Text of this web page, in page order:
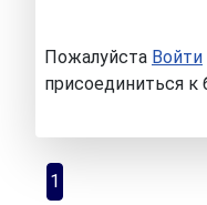
Пожалуйста Войти
присоединиться к
1